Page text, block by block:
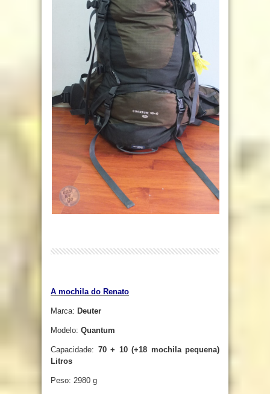
A mochila do Renato
Marca: Deuter
Modelo: Quantum
Capacidade: 70 + 10 (+18 mochila pequena)
Litros
Peso: 2980 g